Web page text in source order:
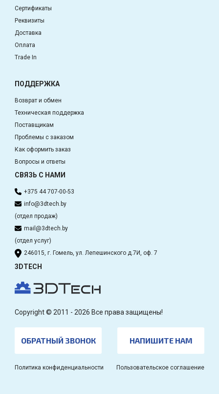
Сертификаты
Реквизиты
Доставка
Оплата
Trade In
ПОДДЕРЖКА
Возврат и обмен
Техническая поддержка
Поставщикам
Проблемы с заказом
Как оформить заказ
Вопросы и ответы
СВЯЗЬ С НАМИ
+375 44 707-00-53
info@3dtech.by
(отдел продаж)
mail@3dtech.by
(отдел услуг)
246015, г. Гомель, ул. Лепешинского д.7И, оф. 7
3DTECH
Copyright © 2011 - 2026 Все права защищены!
ОБРАТНЫЙ ЗВОНОК НАПИШИТЕ НАМ
Политика конфиденциальности Пользовательское соглашение